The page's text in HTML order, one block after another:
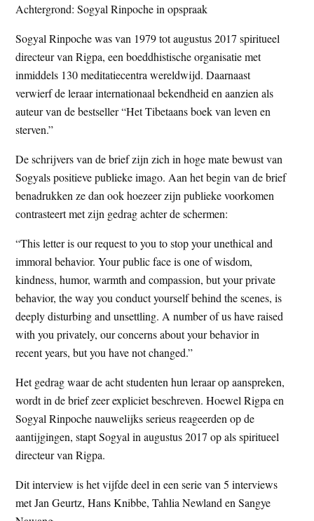
Achtergrond: Sogyal Rinpoche in opspraak
Sogyal Rinpoche was van 1979 tot augustus 2017 spiritueel
directeur van Rigpa, een boeddhistische organisatie met
inmiddels 130 meditatiecentra wereldwijd. Daarnaast
verwierf de leraar internationaal bekendheid en aanzien als
auteur van de bestseller “Het Tibetaans boek van leven en
sterven.”
De schrijvers van de brief zijn zich in hoge mate bewust van
Sogyals positieve publieke imago. Aan het begin van de brief
benadrukken ze dan ook hoezeer zijn publieke voorkomen
contrasteert met zijn gedrag achter de schermen:
“This letter is our request to you to stop your unethical and
immoral behavior. Your public face is one of wisdom,
kindness, humor, warmth and compassion, but your private
behavior, the way you conduct yourself behind the scenes, is
deeply disturbing and unsettling. A number of us have raised
with you privately, our concerns about your behavior in
recent years, but you have not changed.”
Het gedrag waar de acht studenten hun leraar op aanspreken,
wordt in de brief zeer expliciet beschreven. Hoewel Rigpa en
Sogyal Rinpoche nauwelijks serieus reageerden op de
aantijgingen, stapt Sogyal in augustus 2017 op als spiritueel
directeur van Rigpa.
Dit interview is het vijfde deel in een serie van 5 interviews
met Jan Geurtz, Hans Knibbe, Tahlia Newland en Sangye